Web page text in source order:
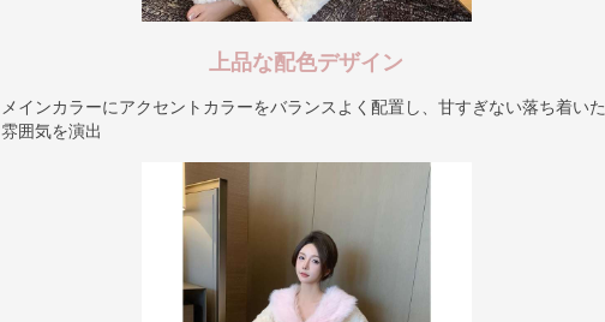
上品な配色デザイン
メインカラーにアクセントカラーをバランスよく配置し、甘すぎない落ち着いた
雰囲気を演出